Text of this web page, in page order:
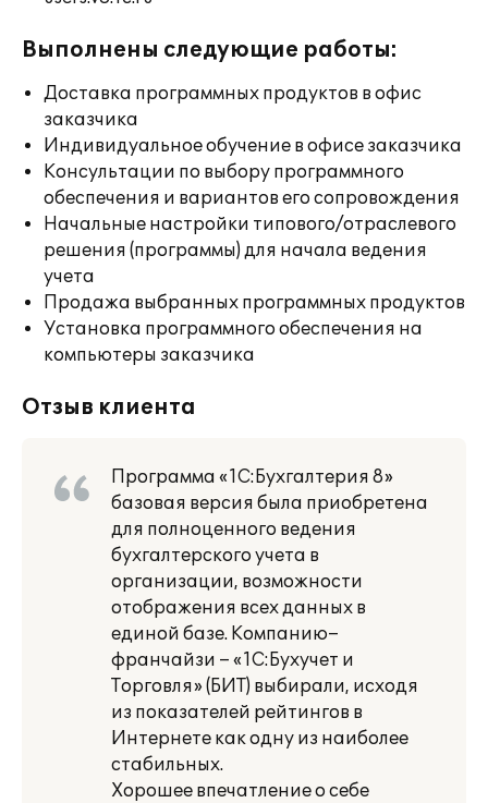
Выполнены следующие работы:
Доставка программных продуктов в офис
заказчика
Индивидуальное обучение в офисе заказчика
Консультации по выбору программного
обеспечения и вариантов его сопровождения
Начальные настройки типового/отраслевого
решения (программы) для начала ведения
учета
Продажа выбранных программных продуктов
Установка программного обеспечения на
компьютеры заказчика
Отзыв клиента
Программа «1С:Бухгалтерия 8»
базовая версия была приобретена
для полноценного ведения
бухгалтерского учета в
организации, возможности
отображения всех данных в
единой базе. Компанию–
франчайзи – «1С:Бухучет и
Торговля» (БИТ) выбирали, исходя
из показателей рейтингов в
Интернете как одну из наиболее
стабильных.
Хорошее впечатление о себе